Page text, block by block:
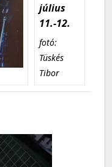
július
11.-12.
fotó:
Tüskés
Tibor